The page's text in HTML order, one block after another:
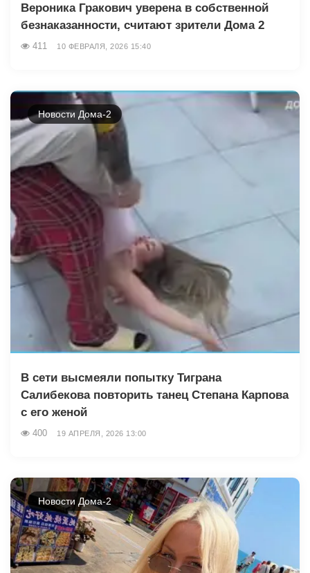
Вероника Гракович уверена в собственной
безнаказанности, считают зрители Дома 2
411 10 ФЕВРАЛЯ, 2026 15:40
Новости Дома-2
В сети высмеяли попытку Тиграна
Салибекова повторить танец Степана Карпова
с его женой
400 19 АПРЕЛЯ, 2026 13:00
Новости Дома-2